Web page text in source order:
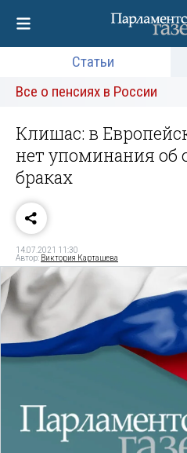
Статьи
Все о пенсиях в России
Клишас: в
нет упоминания об
браках
14.07.2021 11:30
Автор: Виктория Карташева